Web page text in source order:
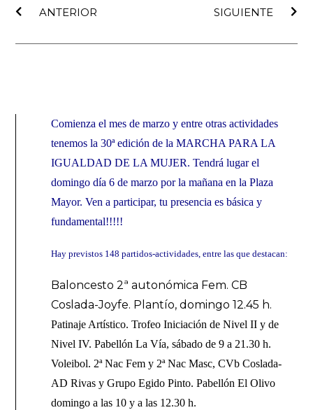
ANTERIOR
SIGUIENTE
Comienza el mes de marzo y entre otras actividades
tenemos la 30ª edición de la MARCHA PARA LA
IGUALDAD DE LA MUJER. Tendrá lugar el
domingo día 6 de marzo por la mañana en la Plaza
Mayor. Ven a participar, tu presencia es básica y
fundamental!!!!!
Hay previstos 148 partidos-actividades,entre las que destacan:
Baloncesto 2ª autonómica Fem. CB
Coslada-Joyfe. Plantío, domingo 12.45 h.
Patinaje Artístico. Trofeo Iniciación de Nivel II y de
Nivel IV. Pabellón La Vía, sábado de 9 a 21.30 h.
Voleibol. 2ª Nac Fem y 2ª Nac Masc, CVb Coslada-
AD Rivas y Grupo Egido Pinto. Pabellón El Olivo
domingo a las 10 y a las 12.30 h.